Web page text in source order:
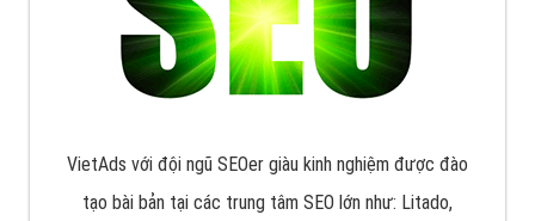
VietAds với đội ngũ SEOer giàu kinh nghiệm được đào
tạo bài bản tại các trung tâm SEO lớn như: Litado,